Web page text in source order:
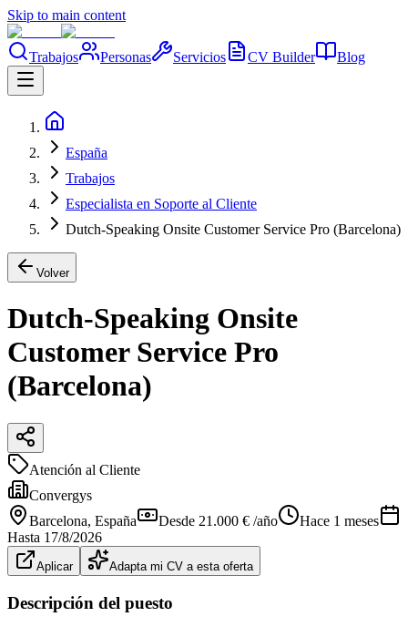
Skip to main content
Trabajos Personas Servicios CV Builder Blog
España
Trabajos
Especialista en Soporte al Cliente
Dutch-Speaking Onsite Customer Service Pro (Barcelona)
Volver
Dutch-Speaking Onsite
Customer Service Pro
(Barcelona)
Atención al Cliente
Convergys
Barcelona, España Desde 21.000 € /año
Hace 1 meses
Hasta 17/8/2026
Aplicar Adapta mi CV a esta oferta
Descripción del puesto